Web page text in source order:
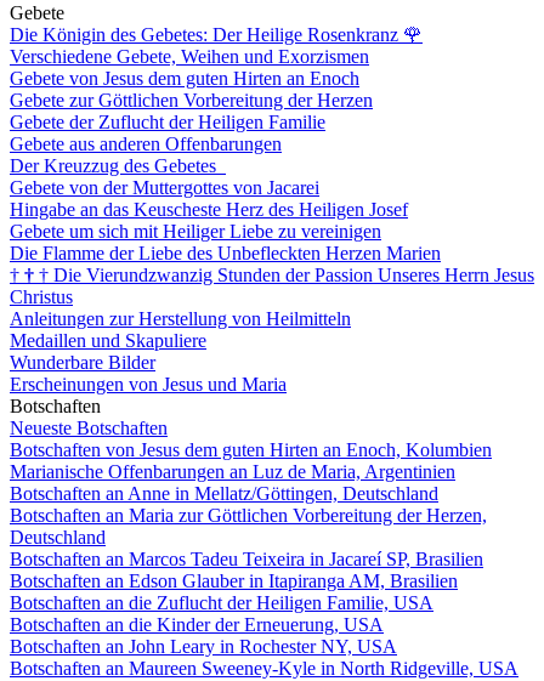
Gebete
Die Königin des Gebetes: Der Heilige Rosenkranz 🌹
Verschiedene Gebete, Weihen und Exorzismen
Gebete von Jesus dem guten Hirten an Enoch
Gebete zur Göttlichen Vorbereitung der Herzen
Gebete der Zuflucht der Heiligen Familie
Gebete aus anderen Offenbarungen
Der Kreuzzug des Gebetes
Gebete von der Muttergottes von Jacarei
Hingabe an das Keuscheste Herz des Heiligen Josef
Gebete um sich mit Heiliger Liebe zu vereinigen
Die Flamme der Liebe des Unbefleckten Herzen Marien
† † † Die Vierundzwanzig Stunden der Passion Unseres Herrn Jesus
Christus
Anleitungen zur Herstellung von Heilmitteln
Medaillen und Skapuliere
Wunderbare Bilder
Erscheinungen von Jesus und Maria
Botschaften
Neueste Botschaften
Botschaften von Jesus dem guten Hirten an Enoch, Kolumbien
Marianische Offenbarungen an Luz de Maria, Argentinien
Botschaften an Anne in Mellatz/Göttingen, Deutschland
Botschaften an Maria zur Göttlichen Vorbereitung der Herzen,
Deutschland
Botschaften an Marcos Tadeu Teixeira in Jacareí SP, Brasilien
Botschaften an Edson Glauber in Itapiranga AM, Brasilien
Botschaften an die Zuflucht der Heiligen Familie, USA
Botschaften an die Kinder der Erneuerung, USA
Botschaften an John Leary in Rochester NY, USA
Botschaften an Maureen Sweeney-Kyle in North Ridgeville, USA